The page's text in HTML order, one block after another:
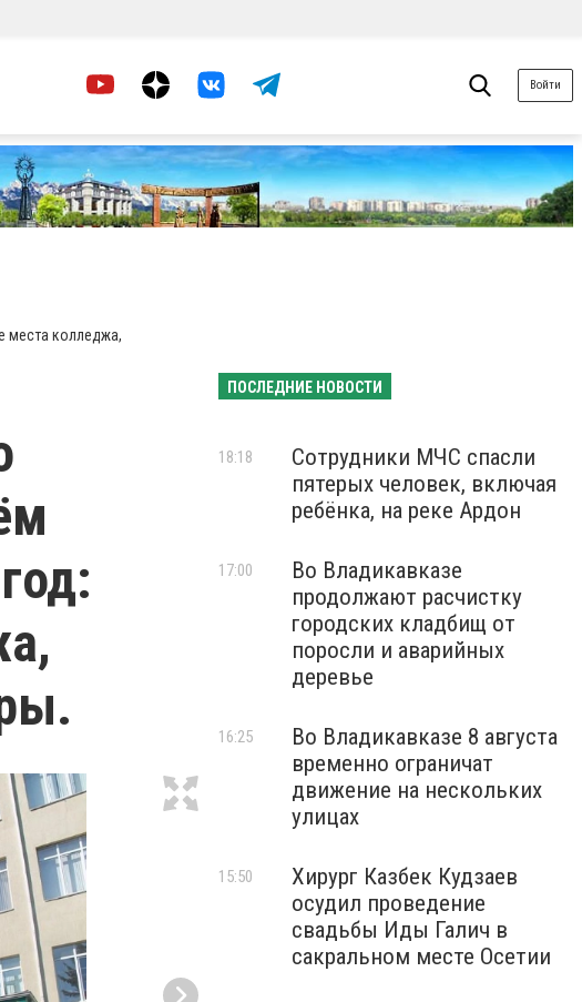
Войти
места колледжа,
ПОСЛЕДНИЕ НОВОСТИ
Сотрудники МЧС спасли
пятерых человек, включая
ребёнка, на реке Ардон
18:18
Во Владикавказе
продолжают расчистку
городских кладбищ от
поросли и аварийных
деревье
17:00
Во Владикавказе 8 августа
временно ограничат
движение на нескольких
улицах
16:25
Хирург Казбек Кудзаев
осудил проведение
свадьбы Иды Галич в
сакральном месте Осетии
15:50